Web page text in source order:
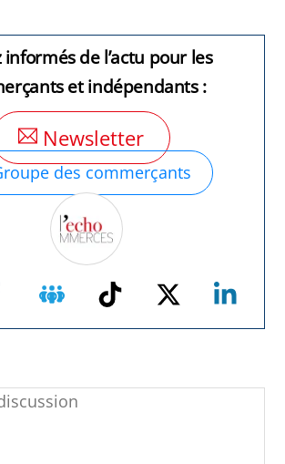
informés de l’actu pour les
et indépendants :
Newsletter
des commerçants
Facebook Groupe
Facebook
TikTok Twitter